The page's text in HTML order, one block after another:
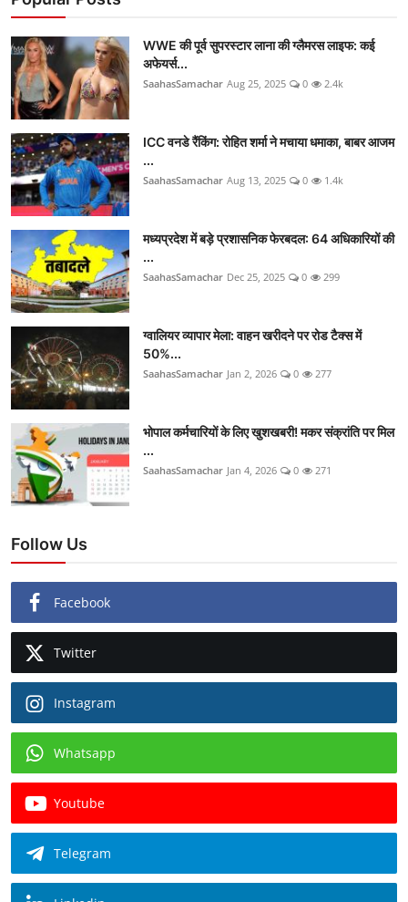
WWE की पूर्व सुपरस्टार लाना की ग्लैमरस लाइफ: कई
अफेयर्स...
SaahasSamachar Aug 25, 2025 0 2.4k
ICC वनडे रैंकिंग: रोहित शर्मा ने मचाया धमाका, बाबर आजम
...
SaahasSamachar Aug 13, 2025 0 1.4k
मध्यप्रदेश में बड़े प्रशासनिक फेरबदल: 64 अधिकारियों की
...
SaahasSamachar Dec 25, 2025 0 299
ग्वालियर व्यापार मेला: वाहन खरीदने पर रोड टैक्स में
50%...
SaahasSamachar Jan 2, 2026 0 277
भोपाल कर्मचारियों के लिए खुशखबरी! मकर संक्रांति पर मिल
...
SaahasSamachar Jan 4, 2026 0 271
Follow Us
Facebook
Twitter
Instagram
Whatsapp
Youtube
Telegram